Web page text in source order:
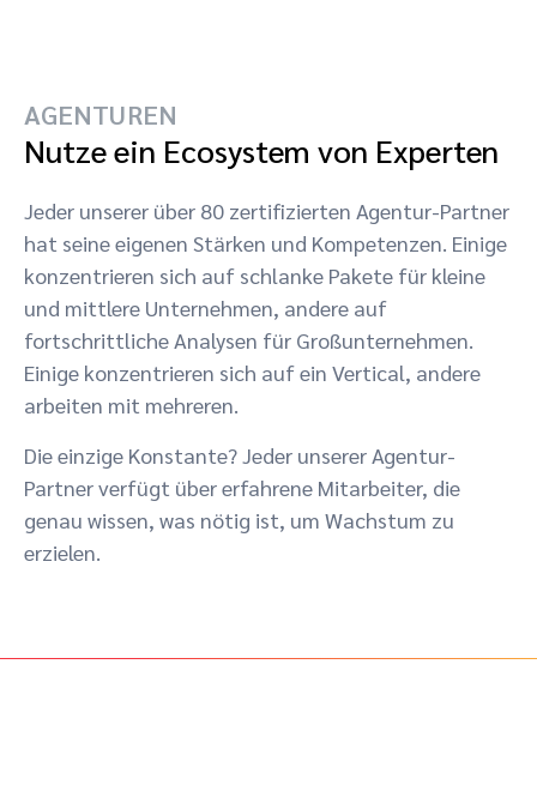
AGENTUREN
Nutze ein Ecosystem von Experten
Jeder unserer über 80 zertifizierten Agentur-Partner
hat seine eigenen Stärken und Kompetenzen. Einige
konzentrieren sich auf schlanke Pakete für kleine
und mittlere Unternehmen, andere auf
fortschrittliche Analysen für Großunternehmen.
Einige konzentrieren sich auf ein Vertical, andere
arbeiten mit mehreren.
Die einzige Konstante? Jeder unserer Agentur-
Partner verfügt über erfahrene Mitarbeiter, die
genau wissen, was nötig ist, um Wachstum zu
erzielen.